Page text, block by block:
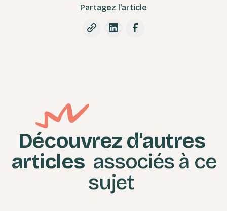
Partagez l'article
Découvrez d'autres
articles associés à ce
sujet